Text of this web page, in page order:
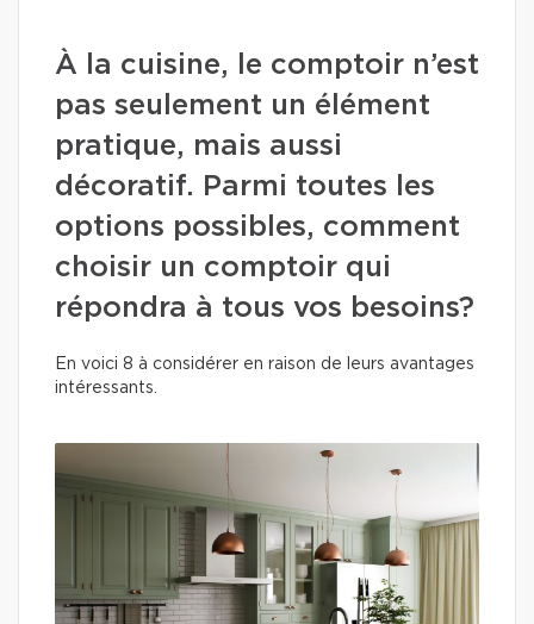
À la cuisine, le comptoir n’est
pas seulement un élément
pratique, mais aussi
décoratif. Parmi toutes les
options possibles, comment
choisir un comptoir qui
répondra à tous vos besoins?
En voici 8 à considérer en raison de leurs avantages
intéressants.